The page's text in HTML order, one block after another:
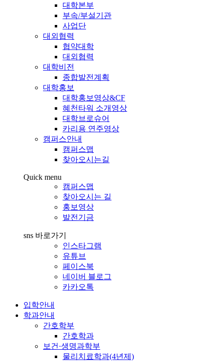
대학본부
부속/부설기관
사업단
대외협력
협약대학
대외협력
대학비전
종합발전계획
대학홍보
대학홍보영상&CF
혜천타워 소개영상
대학브로슈어
카리용 연주영상
캠퍼스안내
캠퍼스맵
찾아오시는길
Quick menu
캠퍼스맵
찾아오시는 길
홍보영상
발전기금
sns 바로가기
인스타그램
유튜브
페이스북
네이버 블로그
카카오톡
입학안내
학과안내
간호학부
간호학과
보건·생명과학부
물리치료학과(4년제)